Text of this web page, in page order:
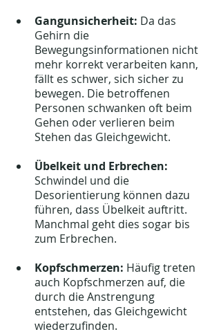
Gangunsicherheit: Da das
Gehirn die
Bewegungsinformationen nicht
mehr korrekt verarbeiten kann,
fällt es schwer, sich sicher zu
bewegen. Die betroffenen
Personen schwanken oft beim
Gehen oder verlieren beim
Stehen das Gleichgewicht.
Übelkeit und Erbrechen:
Schwindel und die
Desorientierung können dazu
führen, dass Übelkeit auftritt.
Manchmal geht dies sogar bis
zum Erbrechen.
Kopfschmerzen: Häufig treten
auch Kopfschmerzen auf, die
durch die Anstrengung
entstehen, das Gleichgewicht
wiederzufinden.